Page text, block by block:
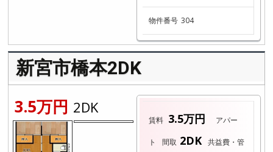
物件番号 304
新宮市橋本2DK
3.5万円 2DK
賃料 3.5万円 アパー
ト 間取 2DK 共益費・管